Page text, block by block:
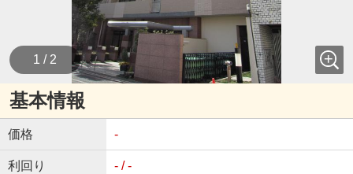
1 / 2
基本情報
価格 -
利回り - / -